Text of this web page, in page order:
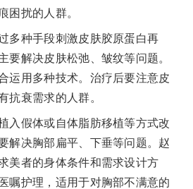
困扰的人群。
多种手段刺激皮肤胶原蛋白再
要解决皮肤松弛、皱纹等问题。
运用多种技术。治疗后要注意皮
抗衰需求的人群。
入假体或自体脂肪移植等方式改
解决胸部扁平、下垂等问题。赵
美者的身体条件和需求设计方
嘱护理，适用于对胸部不满意的